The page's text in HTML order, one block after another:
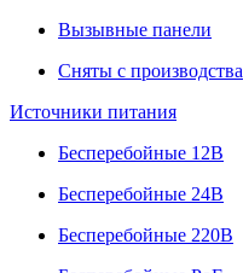
Вызывные панели
Сняты с производства
Источники питания
Бесперебойные 12В
Бесперебойные 24В
Бесперебойные 220В